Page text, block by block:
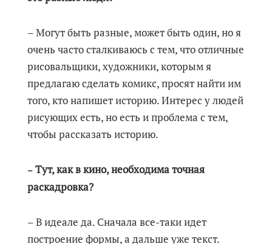
– Могут быть разные, может быть один, но я
очень часто сталкиваюсь с тем, что отличные
рисовальщики, художники, которым я
предлагаю сделать комикс, просят найти им
того, кто напишет историю. Интерес у людей
рисующих есть, но есть и проблема с тем,
чтобы рассказать историю.
–Тут, как в кино, необходима точная
раскадровка?
– В идеале да. Сначала все-таки идет
построение формы, а дальше уже текст.